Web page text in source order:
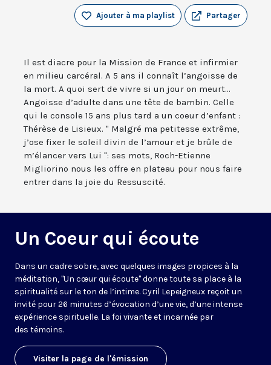
Partager
Ajouter à ma playlist
Il est diacre pour la Mission de France et infirmier
en milieu carcéral. A 5 ans il connaît l’angoisse de
la mort. A quoi sert de vivre si un jour on meurt...
Angoisse d’adulte dans une tête de bambin. Celle
qui le console 15 ans plus tard a un coeur d’enfant :
Thérèse de Lisieux. " Malgré ma petitesse extrême,
j’ose fixer le soleil divin de l’amour et je brûle de
m’élancer vers Lui ": ses mots, Roch-Etienne
Migliorino nous les offre en plateau pour nous faire
entrer dans la joie du Ressuscité.
Un Coeur qui écoute
Dans un cadre sobre, avec quelques images propices à la
méditation, "Un cœur qui écoute" donne toute sa place à la
spiritualité sur le ton de l’intime. Cyril Lepeigneux reçoit un
invité pour 26 minutes d’évocation d’une vie, d’une intense
expérience spirituelle. La foi vivante et incarnée par
des témoins.
Visiter la page de l'émission